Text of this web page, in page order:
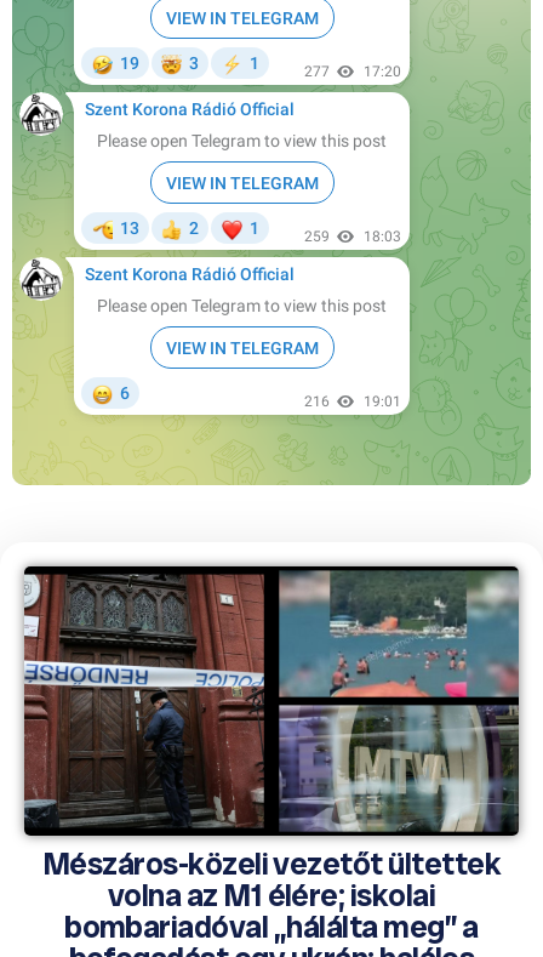
Mészáros-közeli vezetőt ültettek
volna az M1 élére; iskolai
bombariadóval „hálálta meg” a